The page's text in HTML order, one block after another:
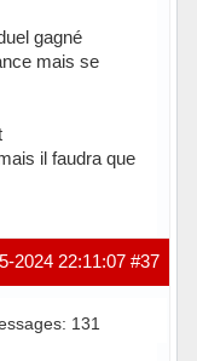
gagné
mais se
il faudra que
#37
2024 22:11:07
131